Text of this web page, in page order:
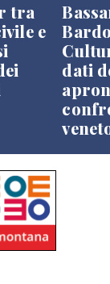
tra
e
dati